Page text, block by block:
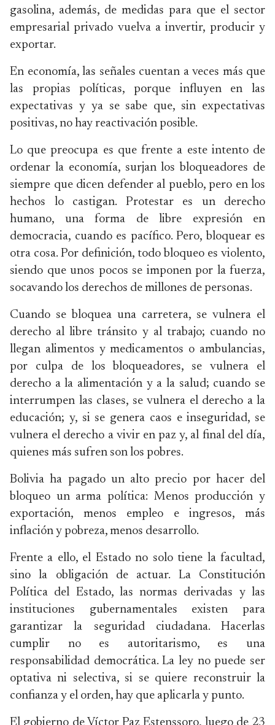
gasolina, además, de medidas para que el sector
empresarial privado vuelva a invertir, producir y
exportar.
En economía, las señales cuentan a veces más que
las propias políticas, porque influyen en las
expectativas y ya se sabe que, sin expectativas
positivas, no hay reactivación posible.
Lo que preocupa es que frente a este intento de
ordenar la economía, surjan los bloqueadores de
siempre que dicen defender al pueblo, pero en los
hechos lo castigan. Protestar es un derecho
humano, una forma de libre expresión en
democracia, cuando es pacífico. Pero, bloquear es
otra cosa. Por definición, todo bloqueo es violento,
siendo que unos pocos se imponen por la fuerza,
socavando los derechos de millones de personas.
Cuando se bloquea una carretera, se vulnera el
derecho al libre tránsito y al trabajo; cuando no
llegan alimentos y medicamentos o ambulancias,
por culpa de los bloqueadores, se vulnera el
derecho a la alimentación y a la salud; cuando se
interrumpen las clases, se vulnera el derecho a la
educación; y, si se genera caos e inseguridad, se
vulnera el derecho a vivir en paz y, al final del día,
quienes más sufren son los pobres.
Bolivia ha pagado un alto precio por hacer del
bloqueo un arma política: Menos producción y
exportación, menos empleo e ingresos, más
inflación y pobreza, menos desarrollo.
Frente a ello, el Estado no solo tiene la facultad,
sino la obligación de actuar. La Constitución
Política del Estado, las normas derivadas y las
instituciones gubernamentales existen para
garantizar la seguridad ciudadana. Hacerlas
cumplir no es autoritarismo, es una
responsabilidad democrática. La ley no puede ser
optativa ni selectiva, si se quiere reconstruir la
confianza y el orden, hay que aplicarla y punto.
El gobierno de Víctor Paz Estenssoro, luego de 23